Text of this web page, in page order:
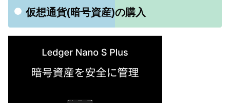
仮想通貨(暗号資産)の購入